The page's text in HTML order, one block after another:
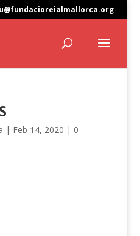
| Feb 14, 2020 | 0